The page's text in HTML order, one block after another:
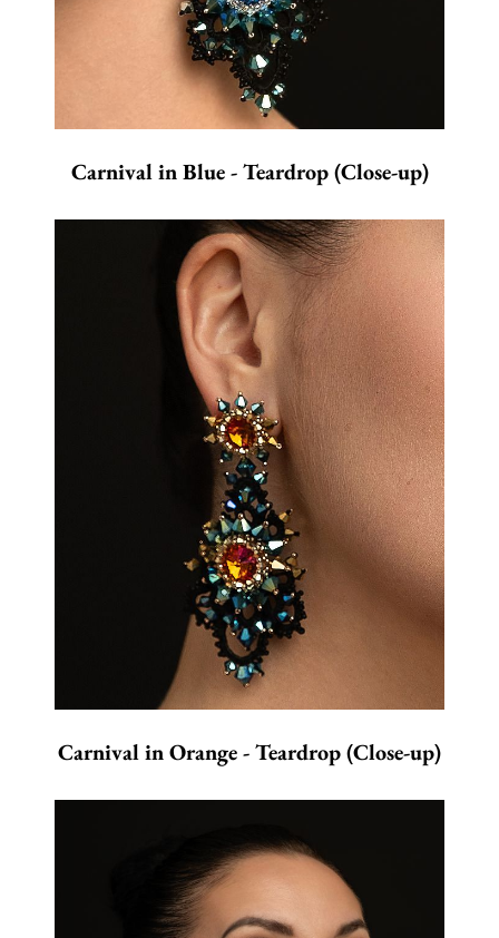
Carnival in Blue - Teardrop (Close-up)
Carnival in Orange - Teardrop (Close-up)